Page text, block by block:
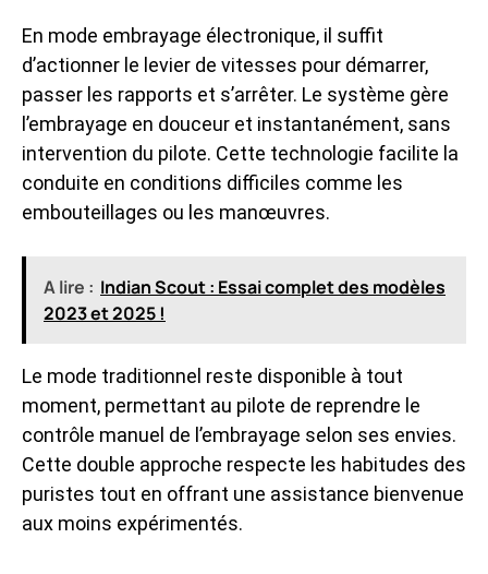
En mode embrayage électronique, il suffit
d’actionner le levier de vitesses pour démarrer,
passer les rapports et s’arrêter. Le système gère
l’embrayage en douceur et instantanément, sans
intervention du pilote. Cette technologie facilite la
conduite en conditions difficiles comme les
embouteillages ou les manœuvres.
A lire : Indian Scout : Essai complet des modèles
2023 et 2025 !
Le mode traditionnel reste disponible à tout
moment, permettant au pilote de reprendre le
contrôle manuel de l’embrayage selon ses envies.
Cette double approche respecte les habitudes des
puristes tout en offrant une assistance bienvenue
aux moins expérimentés.